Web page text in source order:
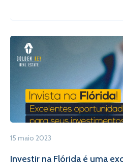
15 maio 2023
Investir na Flórida é uma